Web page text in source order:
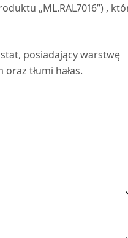
„ML.RAL7016”) ,
posiadający warstwę
tłumi hałas.